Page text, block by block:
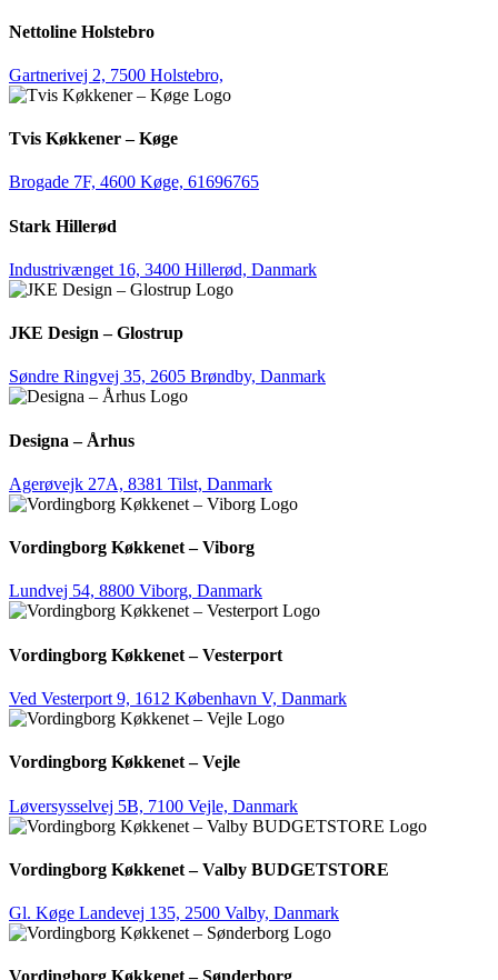
Nettoline Holstebro
Gartnerivej 2, 7500 Holstebro,
Tvis Køkkener – Køge
Brogade 7F, 4600 Køge, 61696765
Stark Hillerød
Industrivænget 16, 3400 Hillerød, Danmark
JKE Design – Glostrup
Søndre Ringvej 35, 2605 Brøndby, Danmark
Designa – Århus
Agerøvejk 27A, 8381 Tilst, Danmark
Vordingborg Køkkenet – Viborg
Lundvej 54, 8800 Viborg, Danmark
Vordingborg Køkkenet – Vesterport
Ved Vesterport 9, 1612 København V, Danmark
Vordingborg Køkkenet – Vejle
Løversysselvej 5B, 7100 Vejle, Danmark
Vordingborg Køkkenet – Valby BUDGETSTORE
Gl. Køge Landevej 135, 2500 Valby, Danmark